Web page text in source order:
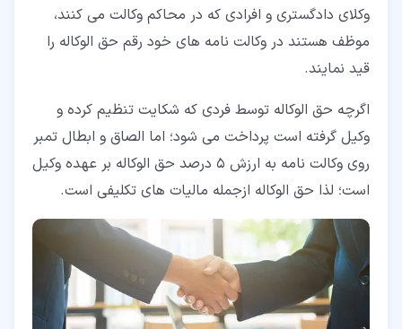
وکلای دادگستری و افرادی که در محاکم وکالت می کنند،
موظف هستند در وکالت نامه های خود رقم حق الوکاله را
قید نمایند.
اگرچه حق الوکاله توسط فردی که شکایت تنظیم کرده و
وکیل گرفته است پرداخت می شود؛ اما الصاق و ابطال تمبر
روی وکالت نامه به ارزش 5 درصد حق الوکاله بر عهده وکیل
است؛ لذا حق الوکاله ازجمله مالیات های تکلیفی است.